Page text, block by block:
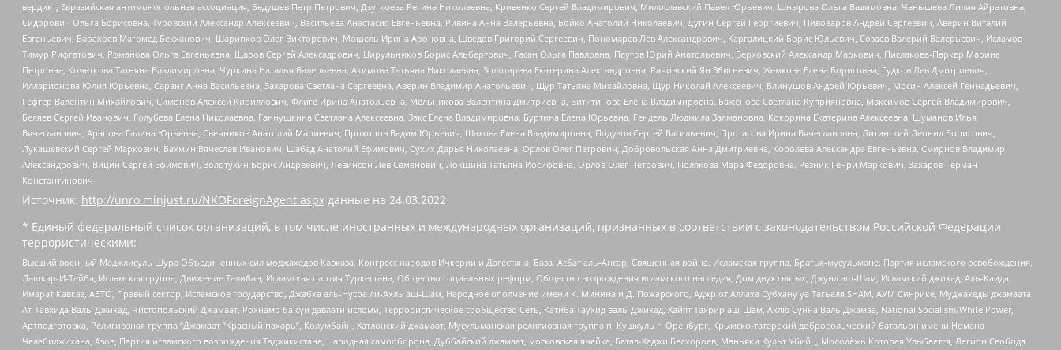
вердикт, Евразийская антимонопольная ассоциация, Бедушев Петр Петрович, Дзугкоева Регина Николаевна, Кривенко Сергей Владимирович, Милославский Павел Юрьевич, Шнырова Ольга Вадимовна, Чанышева Лилия Айратовна,
Сидорович Ольга Борисовна, Туровский Александр Алексеевич, Васильева Анастасия Евгеньевна, Ривина Анна Валерьевна, Бойко Анатолий Николаевич, Дугин Сергей Георгиевич, Пивоваров Андрей Сергеевич, Аверин Виталий
Евгеньевич, Барахоев Магомед Бекханович, Шарипков Олег Викторович, Мошель Ирина Ароновна, Шведов Григорий Сергеевич, Пономарев Лев Александрович, Каргалицкий Борис Юльевич, Созаев Валерий Валерьевич, Исламов
Тимур Рифгатович, Романова Ольга Евгеньевна, Щаров Сергей Алексадрович, Цирульников Борис Альбертович, Гасан Ольга Павловна, Паутов Юрий Анатольевич, Верховский Александр Маркович, Пислакова-Паркер Марина
Петровна, Кочеткова Татьяна Владимировна, Чуркина Наталья Валерьевна, Акимова Татьяна Николаевна, Золотарева Екатерина Александровна, Рачинский Ян Збигневич, Жемкова Елена Борисовна, Гудков Лев Дмитриевич,
Илларионова Юлия Юрьевна, Саранг Анна Васильевна, Захарова Светлана Сергеевна, Аверин Владимир Анатольевич, Щур Татьяна Михайловна, Щур Николай Алексеевич, Блинушов Андрей Юрьевич, Мосин Алексей Геннадьевич,
Гефтер Валентин Михайлович, Симонов Алексей Кириллович, Флиге Ирина Анатольевна, Мельникова Валентина Дмитриевна, Вититинова Елена Владимировна, Баженова Светлана Куприяновна, Максимов Сергей Владимирович,
Беляев Сергей Иванович, Голубева Елена Николаевна, Ганнушкина Светлана Алексеевна, Закс Елена Владимировна, Буртина Елена Юрьевна, Гендель Людмила Залмановна, Кокорина Екатерина Алексеевна, Шуманов Илья
Вячеславович, Арапова Галина Юрьевна, Свечников Анатолий Мариевич, Прохоров Вадим Юрьевич, Шахова Елена Владимировна, Подузов Сергей Васильевич, Протасова Ирина Вячеславовна, Литинский Леонид Борисович,
Лукашевский Сергей Маркович, Бахмин Вячеслав Иванович, Шабад Анатолий Ефимович, Сухих Дарья Николаевна, Орлов Олег Петрович, Добровольская Анна Дмитриевна, Королева Александра Евгеньевна, Смирнов Владимир
Александрович, Вицин Сергей Ефимович, Золотухин Борис Андреевич, Левинсон Лев Семенович, Локшина Татьяна Иосифовна, Орлов Олег Петрович, Полякова Мара Федоровна, Резник Генри Маркович, Захаров Герман
Константинович
Источник: http://unro.minjust.ru/NKOForeignAgent.aspx данные на 24.03.2022
* Единый федеральный список организаций, в том числе иностранных и международных организаций, признанных в соответствии с законодательством Российской Федерации
террористическими:
Высший военный Маджлисуль Шура Объединенных сил моджахедов Кавказа, Конгресс народов Ичкерии и Дагестана, База, Асбат аль-Ансар, Священная война, Исламская группа, Братья-мусульмане, Партия исламского освобождения,
Лашкар-И-Тайба, Исламская группа, Движение Талибан, Исламская партия Туркестана, Общество социальных реформ, Общество возрождения исламского наследия, Дом двух святых, Джунд аш-Шам, Исламский джихад, Аль-Каида,
Имарат Кавказ, АБТО, Правый сектор, Исламское государство, Джабха аль-Нусра ли-Ахль аш-Шам, Народное ополчение имени К. Минина и Д. Пожарского, Аджр от Аллаха Субхану уа Тагьаля SHAM, АУМ Синрике, Муджахеды джамаата
Ат-Тавхида Валь-Джихад, Чистопольский Джамаат, Рохнамо ба суи давлати исломи, Террористическое сообщество Сеть, Катиба Таухид валь-Джихад, Хайят Тахрир аш-Шам, Ахлю Сунна Валь Джамаа, National Socialism/White Power,
Артподготовка, Религиозная группа “Джамаат “Красный пахарь”, Колумбайн, Хатлонский джамаат, Мусульманская религиозная группа п. Кушкуль г. Оренбург, Крымско-татарский добровольческий батальон имени Номана
Челебиджихана, Азов, Партия исламского возрождения Таджикистана, Народная самооборона, Дуббайский джамаат, московская ячейка, Батал-Хаджи Белхороев, Маньяки Культ Убийц, Молодёжь Которая Улыбается, Легион Свобода